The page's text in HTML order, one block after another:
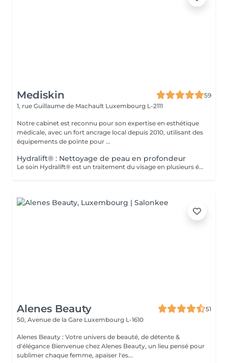
Mediskin
59
1, rue Guillaume de Machault Luxembourg L-2111
Notre cabinet est reconnu pour son expertise en esthétique
médicale, avec un fort ancrage local depuis 2010, utilisant des
équipements de pointe pour ...
Hydralift® : Nettoyage de peau en profondeur
Le soin Hydralift® est un traitement du visage en plusieurs étapes, conçu pour nettoyer, exfolier et hydrater en profondeur. Il s'agit d'une méthode de réjuvénation cutanée utilisant des agents hydratants et liftants pour améliorer l'apparence et la texture de la peau. Avantages : -Hydratation en profondeur et amélioration de l'élasticité de la peau. -Réduction des rides et des ridules. -Réduction des imperfections cutaées -Cernes Adaptabilité : -Le soin Hydralift® est adapté à tous les types de peaux et est très populaire pour ses bienfaits sur la peau. Complément de Soin: - Pour optimiser les résultats du soin et limiter l'éviction sociale, une séance de luminothérapie est incluse. Celle-ci aide à réduire les inflammations, stimuler la production de collagène et améliorer la cicatrisation de la peau. Contre-indications : -Déconseillé aux femmes enceintes ou allaitantes. Lors de la première séance, nous établirons ensemble vos objectifs et déterminerons le type de peeling le plus adapté à votre peau. Pour toute question, n'hésitez pas à nous contacter ou réserver un rendez-vous conseil gratuit.
Alenes Beauty
51
50, Avenue de la Gare Luxembourg L-1610
Alenes Beauty : Votre univers de beauté, de détente &
d'élégance Bienvenue chez Alenes Beauty, un lieu pensé pour
sublimer chaque femme, apaiser l'es...